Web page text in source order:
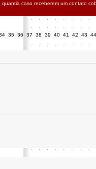
caso receberem um contato
35 36 37 38 39 40 41 42 43 44